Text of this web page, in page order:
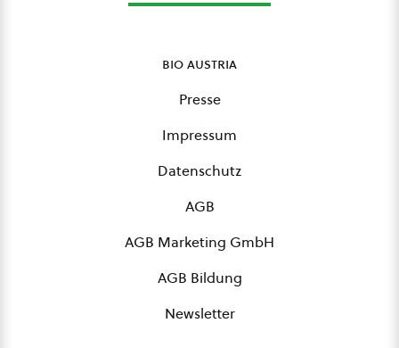
bio austria
Presse
Impressum
Datenschutz
AGB
AGB Marketing GmbH
AGB Bildung
Newsletter